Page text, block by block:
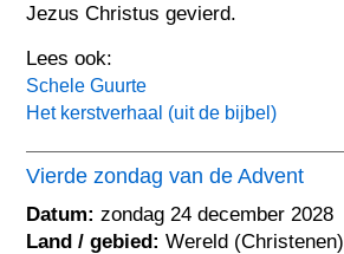
Jezus Christus gevierd.
Lees ook:
Schele Guurte
Het kerstverhaal (uit de bijbel)
Vierde zondag van de Advent
Datum: zondag 24 december 2028
Land / gebied: Wereld (Christenen)